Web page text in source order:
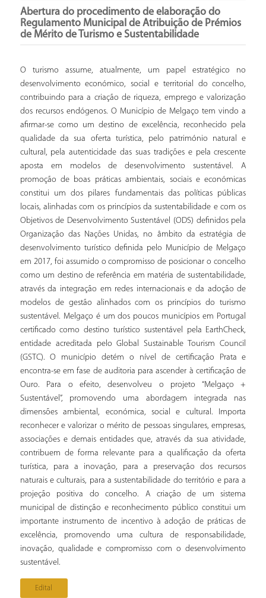
Abertura do procedimento de elaboração do
Regulamento Municipal de Atribuição de Prémios
de Mérito de Turismo e Sustentabilidade
O turismo assume, atualmente, um papel estratégico no
desenvolvimento económico, social e territorial do concelho,
contribuindo para a criação de riqueza, emprego e valorização
dos recursos endógenos. O Município de Melgaço tem vindo a
afirmar-se como um destino de excelência, reconhecido pela
qualidade da sua oferta turística, pelo património natural e
cultural, pela autenticidade das suas tradições e pela crescente
aposta em modelos de desenvolvimento sustentável. A
promoção de boas práticas ambientais, sociais e económicas
constitui um dos pilares fundamentais das políticas públicas
locais, alinhadas com os princípios da sustentabilidade e com os
Objetivos de Desenvolvimento Sustentável (ODS) definidos pela
Organização das Nações Unidas, no âmbito da estratégia de
desenvolvimento turístico definida pelo Município de Melgaço
em 2017, foi assumido o compromisso de posicionar o concelho
como um destino de referência em matéria de sustentabilidade,
através da integração em redes internacionais e da adoção de
modelos de gestão alinhados com os princípios do turismo
sustentável. Melgaço é um dos poucos municípios em Portugal
certificado como destino turístico sustentável pela EarthCheck,
entidade acreditada pelo Global Sustainable Tourism Council
(GSTC). O município detém o nível de certificação Prata e
encontra-se em fase de auditoria para ascender à certificação de
Ouro. Para o efeito, desenvolveu o projeto “Melgaço +
Sustentável”, promovendo uma abordagem integrada nas
dimensões ambiental, económica, social e cultural. Importa
reconhecer e valorizar o mérito de pessoas singulares, empresas,
associações e demais entidades que, através da sua atividade,
contribuem de forma relevante para a qualificação da oferta
turística, para a inovação, para a preservação dos recursos
naturais e culturais, para a sustentabilidade do território e para a
projeção positiva do concelho. A criação de um sistema
municipal de distinção e reconhecimento público constitui um
importante instrumento de incentivo à adoção de práticas de
excelência, promovendo uma cultura de responsabilidade,
inovação, qualidade e compromisso com o desenvolvimento
sustentável.
Edital